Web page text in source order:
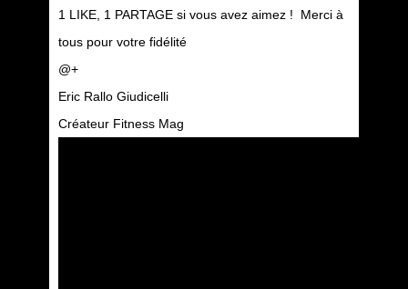
1 LIKE, 1 PARTAGE si vous avez aimez ! Merci à
tous pour votre fidélité
@+
Eric Rallo Giudicelli
Créateur Fitness Mag